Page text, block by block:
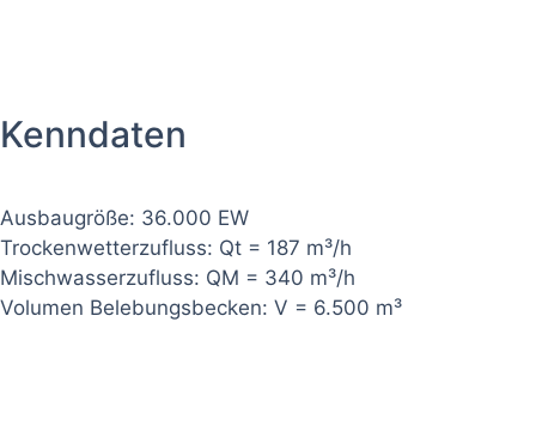
Kenndaten
Ausbaugröße: 36.000 EW
Trockenwetterzufluss: Qt = 187 m³/h
Mischwasserzufluss: QM = 340 m³/h
Volumen Belebungsbecken: V = 6.500 m³